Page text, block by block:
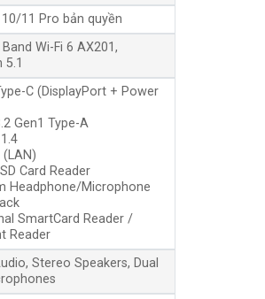
11 Pro bản quyền
Band Wi-Fi 6 AX201,
5.1
C (DisplayPort + Power
Gen1 Type-A
(LAN)
Card Reader
Headphone/Microphone
SmartCard Reader /
Reader
Stereo Speakers, Dual